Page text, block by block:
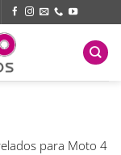
para Moto 4